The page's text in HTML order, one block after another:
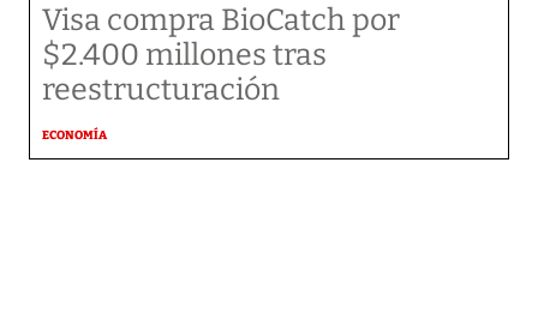
Visa compra BioCatch por
$2.400 millones tras
reestructuración
ECONOMÍA